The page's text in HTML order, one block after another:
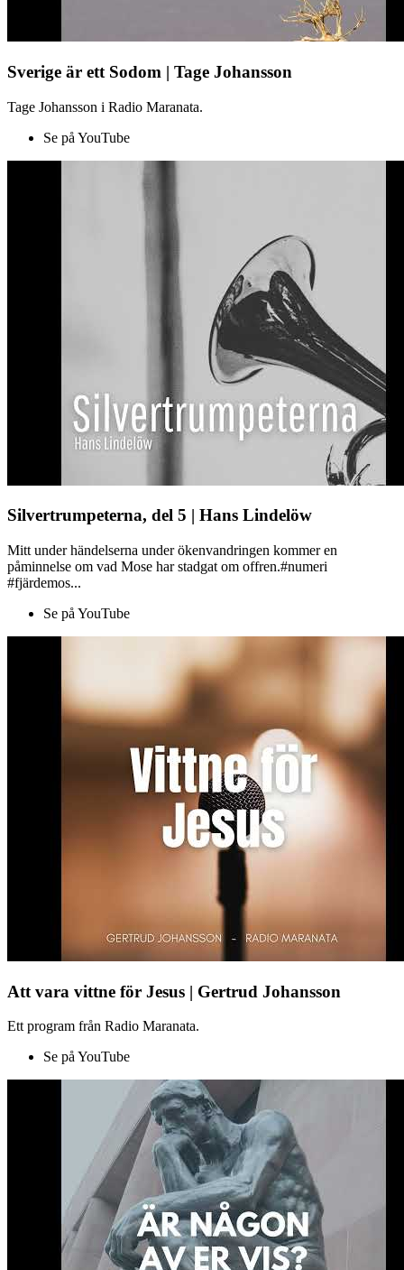
Sverige är ett Sodom | Tage Johansson
Tage Johansson i Radio Maranata.
Se på YouTube
Silvertrumpeterna, del 5 | Hans Lindelöw
Mitt under händelserna under ökenvandringen kommer en
påminnelse om vad Mose har stadgat om offren.#numeri
#fjärdemos...
Se på YouTube
Att vara vittne för Jesus | Gertrud Johansson
Ett program från Radio Maranata.
Se på YouTube